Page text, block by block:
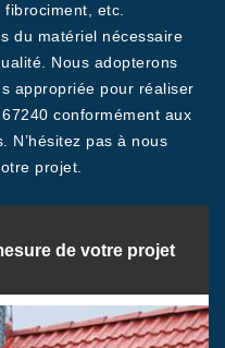
etc.
du matériel nécessaire
Nous adopterons
appropriée pour réaliser
conformément aux
N’hésitez pas à nous
projet.
de votre projet